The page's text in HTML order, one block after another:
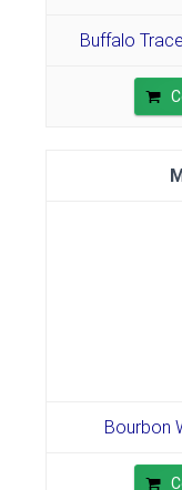
Buffalo
Bourbon